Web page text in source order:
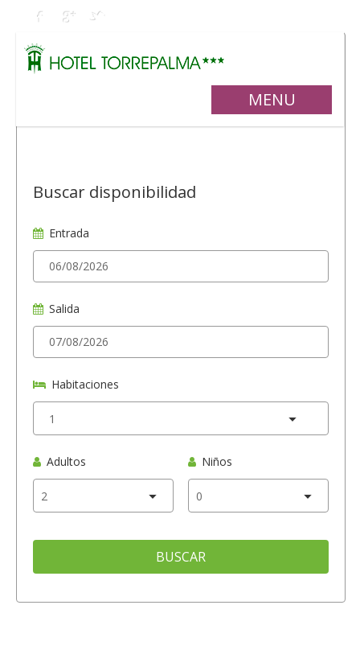
MENU
Buscar disponibilidad
Entrada
Salida
Habitaciones
Adultos Niños
BUSCAR